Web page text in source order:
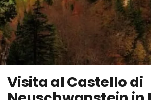
Visita al Castello di